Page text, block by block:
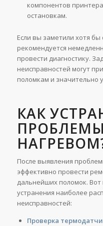
компонентов
остановкам.
Если вы заметили хотя
рекомендуется
провести диагностику.
неисправностей могут
поломкам и значительно
КАК
После выявления
эффективно провести
дальнейших поломок. Вот
устранения наиболее
неисправностей:
Проверка